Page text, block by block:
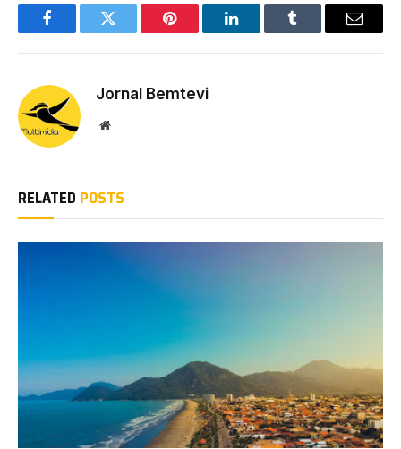
FacebookTwitter Pinterest LinkedInTumblr Email
Jornal Bemtevi
Website
RELATED POSTS